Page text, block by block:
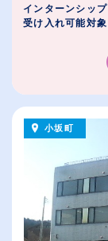
インターンシップ
受け入れ可能対象
小坂町